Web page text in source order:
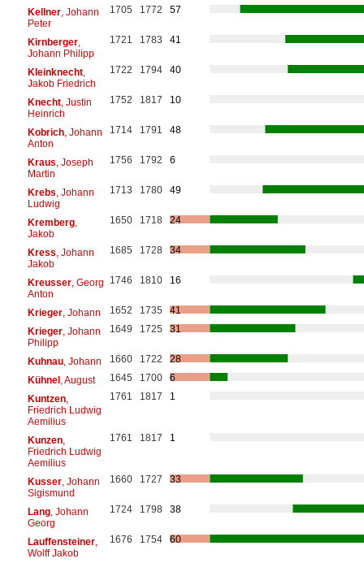
Kellner, Johann
Peter
1705 1772 57
Kirnberger,
Johann Philipp
1721 1783 41
Kleinknecht,
Jakob Friedrich
1722 1794 40
Knecht, Justin
Heinrich
1752 1817 10
Kobrich, Johann
Anton
1714 1791 48
Kraus , Joseph
Martin
1756 1792 6
Krebs , Johann
Ludwig
1713 1780 49
Kremberg,
Jakob
1650 1718 24
Kress , Johann
Jakob
1685 1728 34
Kreusser, Georg
Anton
1746 1810 16
Krieger, Johann 1652 1735
41
Krieger, Johann
Philipp
1649 1725 31
Kuhnau, Johann 1660 1722
28
Kühnel, August 1645 1700
6
Kuntzen,
Friedrich Ludwig
Aemilius
1761 1817 1
Kunzen,
Friedrich Ludwig
Aemilius
1761 1817 1
Kusser, Johann
Sigismund
1660 1727 33
Lang, Johann
Georg
1724 1798 38
Lauffensteiner,
Wolff Jakob
1676 1754 60